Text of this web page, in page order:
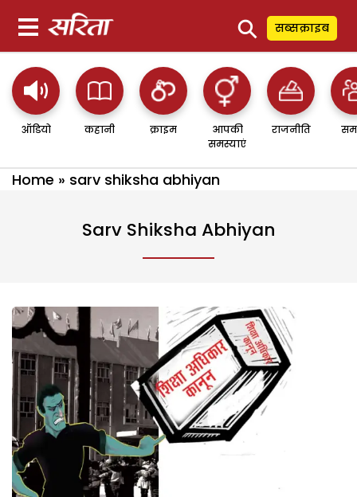
⚲ सब्सक्राइब
ऑडियो कहानी क्राइम
आपकी
समस्याएं
राजनीति
Home » sarv shiksha abhiyan
Sarv Shiksha Abhiyan